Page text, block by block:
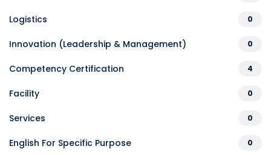
Logistics 0
Innovation (Leadership & Management) 0
Competency Certification 4
Facility 0
Services 0
English For Specific Purpose 0